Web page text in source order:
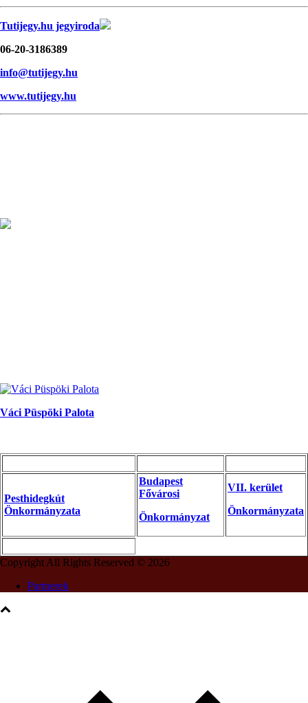
Tutijegy.hu jegyiroda
06-20-3186389
info@tutijegy.hu
www.tutijegy.hu
Váci Püspöki Palota
Pesthidegkút
Önkormányzata
Budapest
Fővárosi
Önkormányzat
VII. kerület
Önkormányzata
Copyright All Rights Reserved © 2026
Partnerek